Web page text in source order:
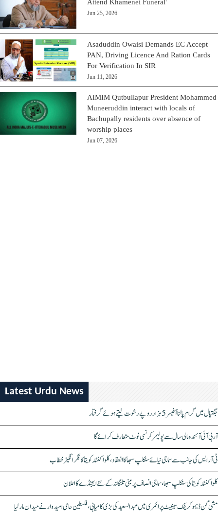
Attend Khamenei Funeral'
Jun 25, 2026
Asaduddin Owaisi Demands EC Accept
PAN, Driving Licence And Ration Cards
For Verification In SIR
Jun 11, 2026
AIMIM Qutbullapur President Mohammed
Muneeruddin interact with locals of
Bachupally residents over absence of
worship places
Jun 07, 2026
Latest Urdu News
جگتیال میں گرام پالنا آفیسر 5 ہزار روپے رشوت لیتے ہوئے گرفتار
آر بی آئی آئندہ مالی سال سے پولیمر کرنسی نوٹ متعارف کرائے گا
ٹی آر ایس کی جانب سے سماجی نیائے سنکلپ سبھا کا انعقاد، کلواکنٹلہ کویتا کا فکر انگیز خطاب
کلواکنٹلہ کویتا کی سنکلپ سبھا، سماجی انصاف پر مبنی تلنگانہ کے نئے ایجنڈے کا اعلان
مشی گن ڈیموکریٹک سینیٹ پرائمری میں عبدالسعید کی بڑی کامیابی، فلسطین حامی امیدوار نے میدان مار لیا